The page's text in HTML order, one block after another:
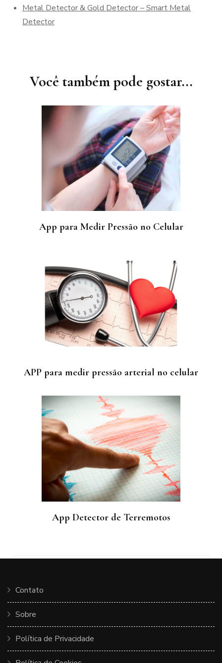
Metal Detector & Gold Detector – Smart Metal
Detector
postVocê também pode gostar...
App para Medir Pressão no Celular
APP para medir pressão arterial no celular
App Detector de Terremotos
Contato
Sobre
Política de Privacidade